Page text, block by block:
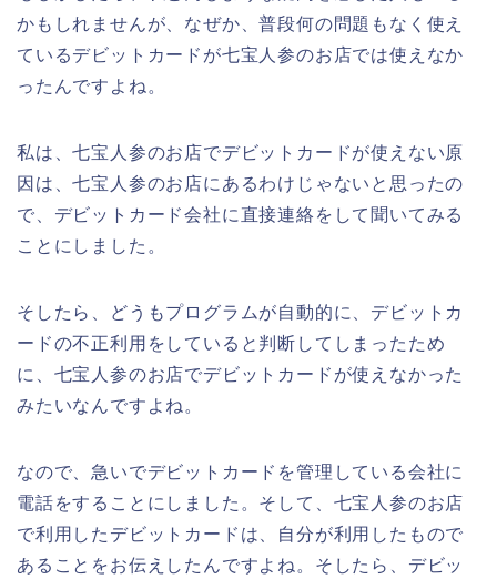
かもしれませんが、なぜか、普段何の問題もなく使え
ているデビットカードが七宝人参のお店では使えなか
ったんですよね。
私は、七宝人参のお店でデビットカードが使えない原
因は、七宝人参のお店にあるわけじゃないと思ったの
で、デビットカード会社に直接連絡をして聞いてみる
ことにしました。
そしたら、どうもプログラムが自動的に、デビットカ
ードの不正利用をしていると判断してしまったため
に、七宝人参のお店でデビットカードが使えなかった
みたいなんですよね。
なので、急いでデビットカードを管理している会社に
電話をすることにしました。そして、七宝人参のお店
で利用したデビットカードは、自分が利用したもので
あることをお伝えしたんですよね。そしたら、デビッ